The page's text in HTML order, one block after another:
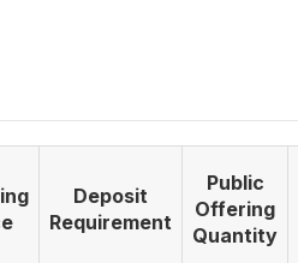
Deposit
Requirement
Public
Offering
Quantity